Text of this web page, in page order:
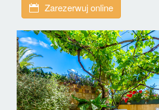
Zarezerwuj online